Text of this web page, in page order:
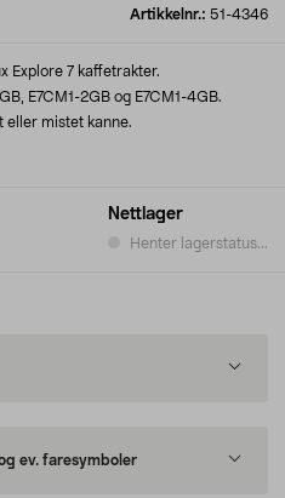
Artikkelnr.: 51-4346
Nettlager
Henter lagerstatus...
Explore 7 kaffetrakter.
E7CM1-2GB og E7CM1-4GB.
eller mistet kanne.
ev. faresymboler